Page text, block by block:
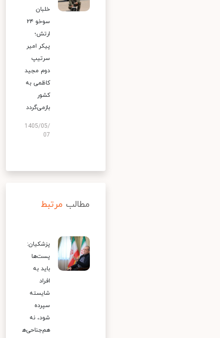
خلبان
سوخو ۲۴
ارتش؛
پیکر امیر
سرتیپ
دوم مجید
کاظمی به
کشور
بازمی‌گردد
1405/05/
07
مطالب مرتبط
پزشکیان:
پست‌ها
باید به
افراد
شایسته
سپرده
شود، نه
هم‌جناحی‌ه